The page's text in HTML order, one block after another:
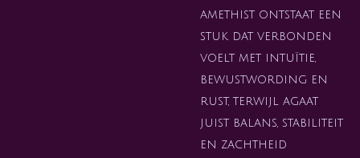
amethist ontstaat een
stuk dat verbonden
voelt met intuïtie,
bewustwording en
rust, terwijl agaat
juist balans, stabiliteit
en zachtheid